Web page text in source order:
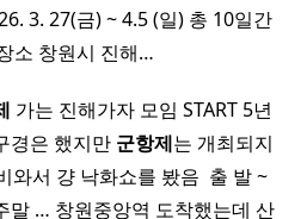
3. 27(금) ~ 4.5 (일) 총 10일간
소 창원시 진해…
가는 진해가자 모임 START 5년
경은 했지만 군항제는 개최되지
서 걍 낙화쇼를 봤음 ​ 출 발 ~
말 … 창원중앙역 도착했는데 산